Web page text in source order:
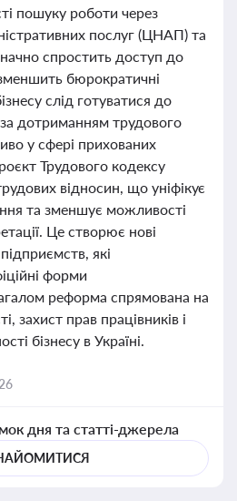
пошуку роботи через
послуг (ЦНАП) та
спростить доступ до
бюрократичні
слід готуватися до
дотриманням трудового
у сфері прихованих
Трудового кодексу
відносин, що уніфікує
та зменшує можливості
Це створює нові
які
форми
реформа спрямована на
захист прав працівників і
бізнесу в Україні.
дня та статті-джерела